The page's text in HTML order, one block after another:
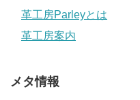
革工房Parleyとは
革工房案内
メタ情報